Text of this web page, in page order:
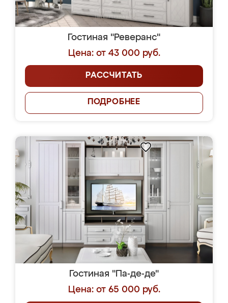
Гостиная "Реверанс"
Цена: от 43 000 руб.
РАССЧИТАТЬ
ПОДРОБНЕЕ
Гостиная "Па-де-де"
Цена: от 65 000 руб.